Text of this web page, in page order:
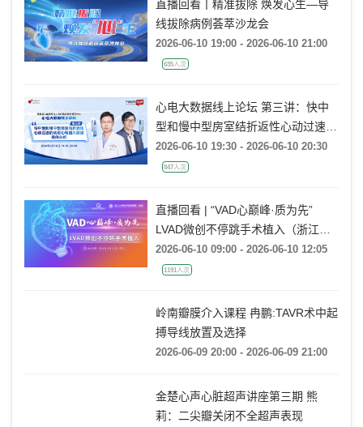
直播回看丨精准拔除 焕发心生—导
线拔除病例荟萃沙龙会
2026-06-10 19:00 - 2026-06-10 21:00
635人次
心电大数据线上论坛 第三讲：快中
型和慢中型房室结折返性心动过速的
动态心电图大数据案例分析
2026-06-10 19:30 - 2026-06-10 20:30
847人次
直播回看 | “VAD心巅峰·质为先”
LVAD微创不停跳手术植入（浙江大
学医学院附属第一医院站）
2026-06-10 09:00 - 2026-06-10 12:05
1191人次
岭南瓣膜介入课程 冉鹏:TAVR术中起
搏导线放置及选择
2026-06-09 20:00 - 2026-06-09 21:00
金楚心声心脏超声讲座第三期 熊
莉：二尖瓣关闭不全超声表现